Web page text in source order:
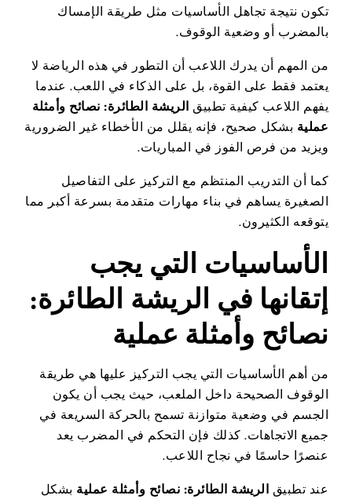
تكون نتيجة تجاهل الأساسيات مثل طريقة الإمساك
بالمضرب أو وضعية الوقوف.
من المهم أن يدرك اللاعب أن التطور في هذه الرياضة لا
يعتمد فقط على القوة، بل على الذكاء في اللعب. عندما
يفهم اللاعب كيفية تطبيق الريشة الطائرة: نصائح وأمثلة
عملية بشكل صحيح، فإنه يقلل من الأخطاء غير الضرورية
ويزيد من فرص الفوز في المباريات.
كما أن التدريب المنتظم مع التركيز على التفاصيل
الصغيرة يساهم في بناء مهارات متقدمة بسرعة أكبر مما
يتوقعه الكثيرون.
الأساسيات التي يجب
إتقانها في الريشة الطائرة:
نصائح وأمثلة عملية
من أهم الأساسيات التي يجب التركيز عليها هي طريقة
الوقوف الصحيحة داخل الملعب، حيث يجب أن يكون
الجسم في وضعية متوازنة تسمح بالحركة السريعة في
جميع الاتجاهات. كذلك فإن التحكم في المضرب يعد
عنصرًا حاسمًا في نجاح اللاعب.
عند تطبيق الريشة الطائرة: نصائح وأمثلة عملية بشكل